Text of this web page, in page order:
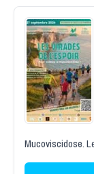
Mucoviscidose.